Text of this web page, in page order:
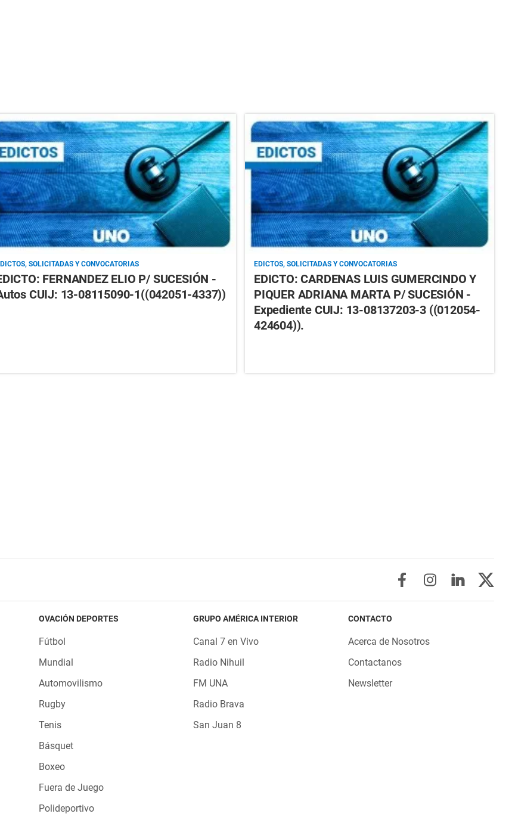
SOLICITADAS Y CONVOCATORIAS
FERNANDEZ ELIO P/ SUCESIÓN -
CUIJ: 13-08115090-1((042051-4337))
EDICTOS, SOLICITADAS Y CONVOCATORIAS
EDICTO: CARDENAS LUIS GUMERCINDO Y
PIQUER ADRIANA MARTA P/ SUCESIÓN -
Expediente CUIJ: 13-08137203-3 ((012054-
424604)).
OVACIÓN DEPORTES
Fútbol
Mundial
Automovilismo
Rugby
Tenis
Básquet
Boxeo
Fuera de Juego
Polideportivo
GRUPO AMÉRICA INTERIOR
Canal 7 en Vivo
Radio Nihuil
FM UNA
Radio Brava
San Juan 8
CONTACTO
Acerca de Nosotros
Contactanos
Newsletter